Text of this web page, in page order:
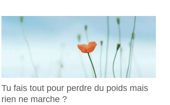
Tu fais tout pour perdre du poids mais
rien ne marche ?